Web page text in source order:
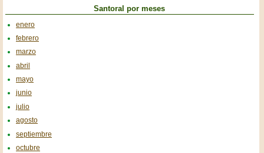
Santoral por meses
enero
febrero
marzo
abril
mayo
junio
julio
agosto
septiembre
octubre